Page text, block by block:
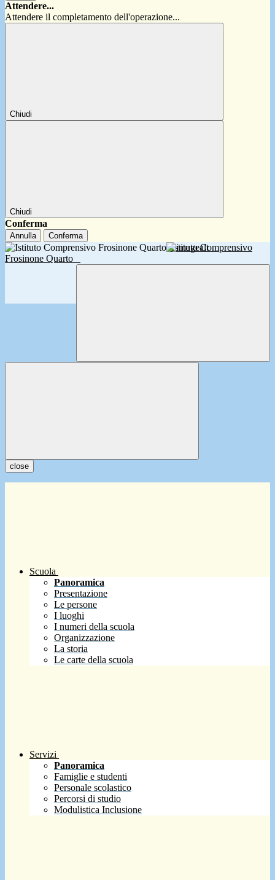
Attendere...
Attendere il completamento dell'operazione...
Chiudi
Chiudi
Conferma
Annulla Conferma
Istituto Comprensivo
Frosinone Quarto
close
Scuola
Panoramica
Presentazione
Le persone
I luoghi
I numeri della scuola
Organizzazione
La storia
Le carte della scuola
Servizi
Panoramica
Famiglie e studenti
Personale scolastico
Percorsi di studio
Modulistica Inclusione